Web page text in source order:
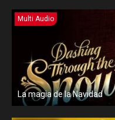
Multi Audio
La magia de la Navidad